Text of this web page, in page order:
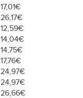
17,01€
26,17€
12,59€
14,04€
14,75€
17,76€
24,97€
24,97€
26,66€